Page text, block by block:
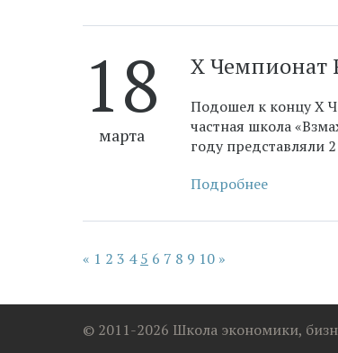
18
марта
​Х Чемпионат
Подошел к концу Х
частная школа
году представляли
Подробнее
« 1 2 3 4 5 6 7 8 9 10 »
© 2011-2026 Школа экономики,